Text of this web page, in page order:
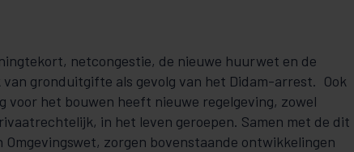
netcongestie, de nieuwe huurwet en de
gronduitgifte als gevolg van het Didam-arrest. Ook
voor het bouwen heeft nieuwe regelgeving, zowel
in het leven geroepen. Samen met de dit
zorgen bovenstaande ontwikkelingen